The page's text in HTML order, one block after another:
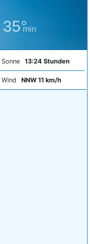
35°
min
Sonne 13:24 Stunden
Wind NNW 11 km/h